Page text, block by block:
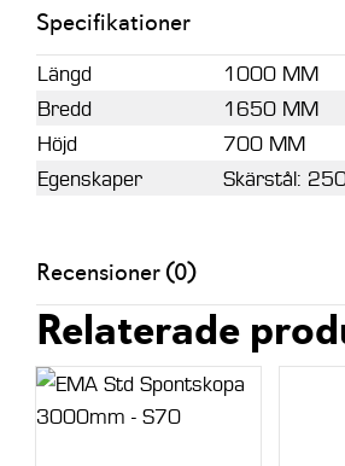
Specifikationer
Längd
1000 MM
Bredd
1650 MM
Höjd
700 MM
Egenskaper
Skärstål:
Recensioner (0)
Relaterade